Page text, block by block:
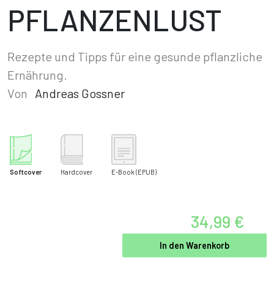
PFLANZENLUST
Rezepte und Tipps für eine gesunde pflanzliche
Ernährung.
Von
Andreas Gossner
Softcover Hardcover E-Book (EPUB)
34,99 €
In den Warenkorb